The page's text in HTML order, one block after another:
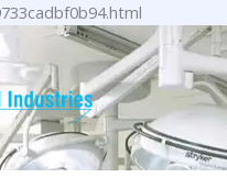
al
contenido